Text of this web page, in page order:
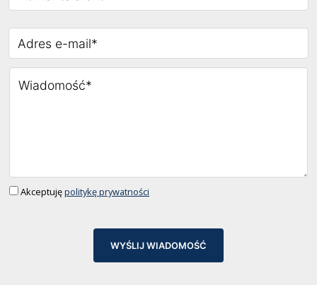
Akceptujępolitykę prywatności
WYŚLIJ WIADOMOŚĆ